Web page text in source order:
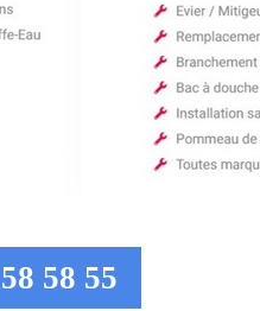
58 55